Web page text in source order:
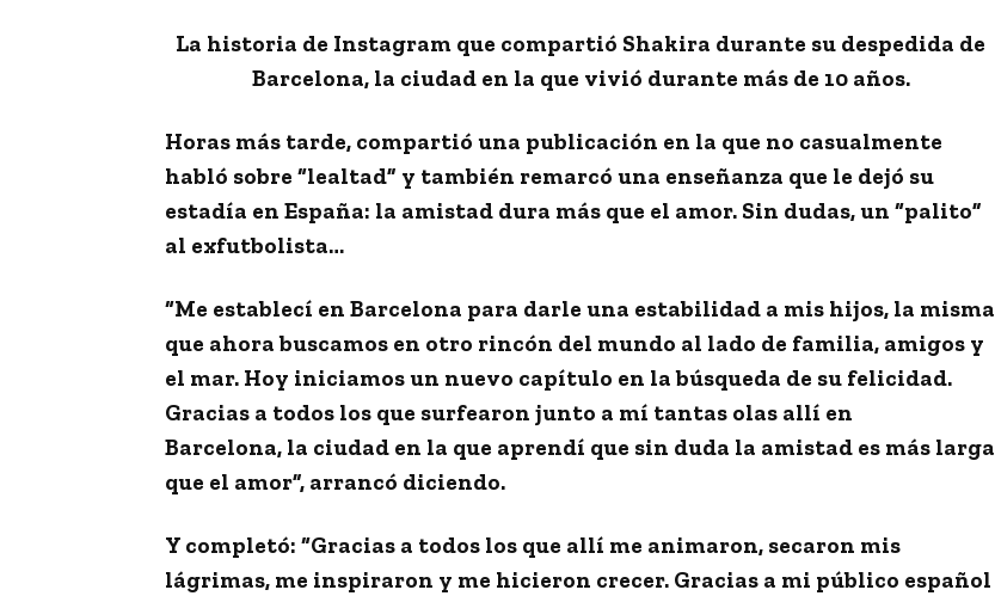
La historia de Instagram que compartió Shakira durante su despedida de
Barcelona, la ciudad en la que vivió durante más de 10 años.
Horas más tarde, compartió una publicación en la que no casualmente
habló sobre “lealtad” y también remarcó una enseñanza que le dejó su
estadía en España: la amistad dura más que el amor. Sin dudas, un “palito”
al exfutbolista…
“Me establecí en Barcelona para darle una estabilidad a mis hijos, la misma
que ahora buscamos en otro rincón del mundo al lado de familia, amigos y
el mar. Hoy iniciamos un nuevo capítulo en la búsqueda de su felicidad.
Gracias a todos los que surfearon junto a mí tantas olas allí en
Barcelona, la ciudad en la que aprendí que sin duda la amistad es más larga
que el amor”, arrancó diciendo.
Y completó: “Gracias a todos los que allí me animaron, secaron mis
lágrimas, me inspiraron y me hicieron crecer. Gracias a mi público español